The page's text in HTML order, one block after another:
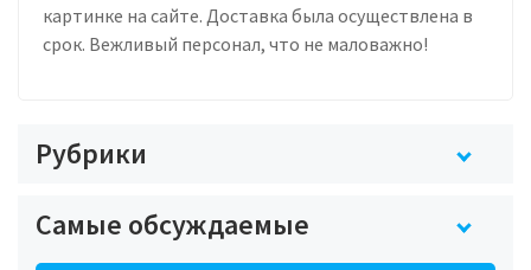
картинке на сайте. Доставка была осуществлена в
срок. Вежливый персонал, что не маловажно!
Рубрики
Самые обсуждаемые